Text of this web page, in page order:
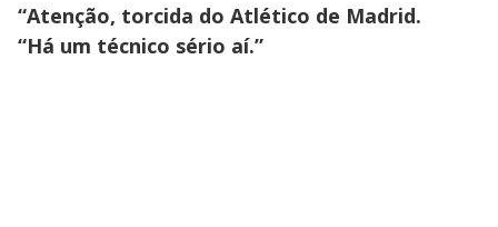
“Atenção, torcida do Atlético de Madrid.
“Há um técnico sério aí.”